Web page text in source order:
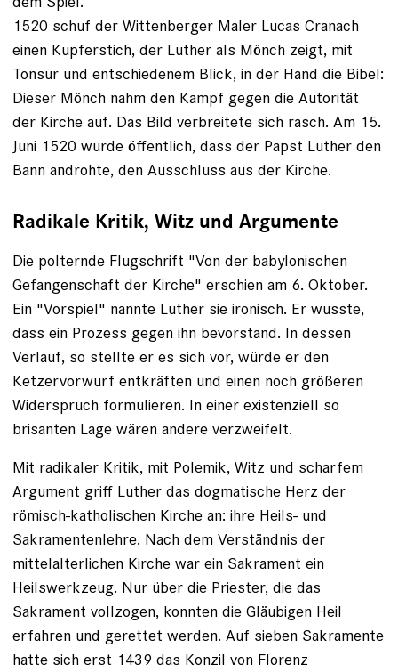
1520 schuf der Witten­berger Maler Lucas Cranach
einen Kupferstich, der Luther als Mönch zeigt, mit
Tonsur und entschiedenem Blick, in der Hand die Bibel:
­Dieser Mönch nahm den Kampf gegen die Autorität
der Kirche auf. Das Bild verbreitete sich rasch. Am 15.
Juni 1520 wurde öffentlich, dass der Papst Luther den
Bann androhte, den Ausschluss aus der Kirche.
Radikale Kritik, Witz und Argumente
Die polternde Flugschrift "Von der baby­lonischen
Gefangenschaft der Kirche" erschien am 6. Oktober.
Ein "Vorspiel" nannte Luther sie ironisch. Er wusste,
dass ein Prozess gegen ihn bevorstand. In dessen
Verlauf, so stellte er es sich vor, würde er den
Ketzervorwurf entkräften und einen noch größeren
Widerspruch formulieren. In einer existenziell so
brisanten Lage wären andere verzweifelt.
Mit radikaler Kritik, mit Polemik, Witz und scharfem
Argument griff Luther das dogmatische Herz der
römisch-katholischen Kirche an: ihre Heils- und
Sakramentenlehre. Nach dem Verständnis der
mittelalterlichen Kirche war ein Sakrament ein
Heilswerkzeug. Nur über die Priester, die das
Sakrament voll­zogen, konnten die Gläubigen Heil
erfahren und gerettet werden. Auf sieben Sakramente
hatte sich erst 1439 das Konzil von Florenz